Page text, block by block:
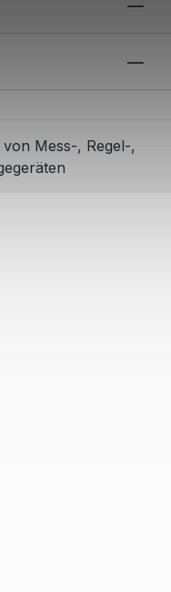
Mess-, Regel-,